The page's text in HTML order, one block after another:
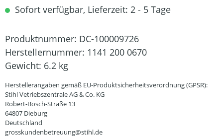
Sofort verfügbar, Lieferzeit: 2 - 5 Tage
Produktnummer: DC-100009726
Herstellernummer: 1141 200 0670
Gewicht: 6.2 kg
Herstellerangaben gemäß EU-Produktsicherheitsverordnung (GPSR):
Stihl Vetriebszentrale AG & Co. KG
Robert-Bosch-Straße 13
64807 Dieburg
Deutschland
grosskundenbetreuung@stihl.de